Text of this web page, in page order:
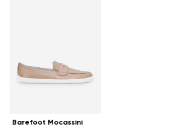
Barefoot Mocassini